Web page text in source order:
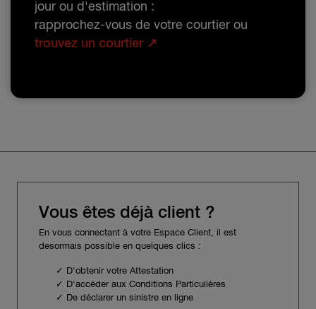
jour ou d'estimation :
rapprochez-vous de votre courtier ou
trouvez un courtier ↗
Vous êtes déjà client ?
En vous connectant à votre Espace Client, il est
desormais possible en quelques clics :
✓ D'obtenir votre Attestation
✓ D'accéder aux Conditions Particulières
✓ De déclarer un sinistre en ligne